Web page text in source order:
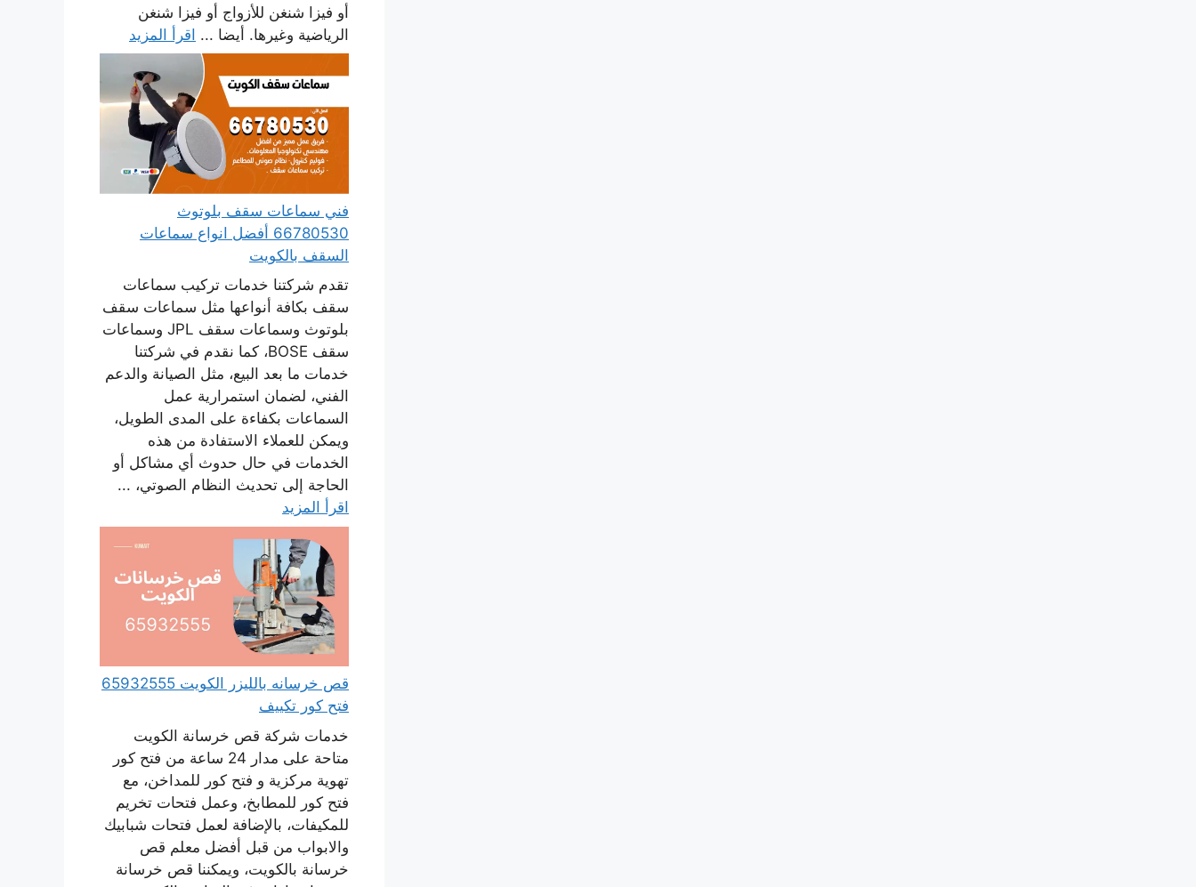
أو فيزا شنغن للأزواج أو فيزا شنغن
الرياضية وغيرها. أيضا ... اقرأ المزيد
فني سماعات سقف بلوتوث
66780530 أفضل انواع سماعات
السقف بالكويت
تقدم شركتنا خدمات تركيب سماعات
سقف بكافة أنواعها مثل سماعات سقف
بلوتوث وسماعات سقف JPL وسماعات
سقف BOSE، كما نقدم في شركتنا
خدمات ما بعد البيع، مثل الصيانة والدعم
الفني، لضمان استمرارية عمل
السماعات بكفاءة على المدى الطويل،
ويمكن للعملاء الاستفادة من هذه
الخدمات في حال حدوث أي مشاكل أو
الحاجة إلى تحديث النظام الصوتي، ...
اقرأ المزيد
قص خرسانه بالليزر الكويت 65932555
فتح كور تكييف
خدمات شركة قص خرسانة الكويت
متاحة على مدار 24 ساعة من فتح كور
تهوية مركزية و فتح كور للمداخن، مع
فتح كور للمطابخ، وعمل فتحات تخريم
للمكيفات، بالإضافة لعمل فتحات شبابيك
والابواب من قبل أفضل معلم قص
خرسانة بالكويت، ويمكننا قص خرسانة